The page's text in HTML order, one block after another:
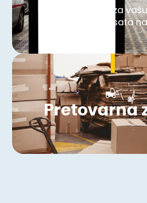
Preko 40 mjesta za
Vidljivost 24 sata
Pretovarna